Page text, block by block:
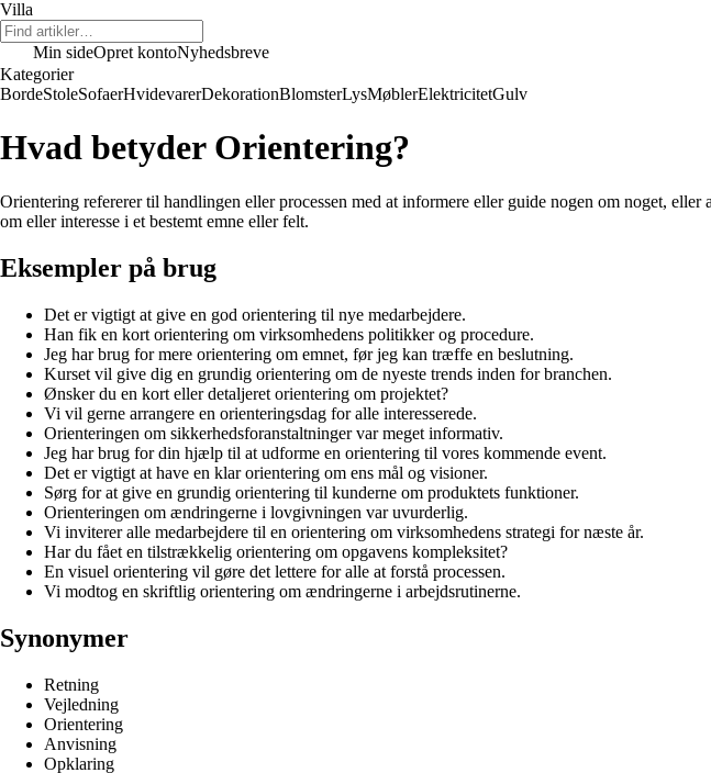
Villa
Min sideOpret kontoNyhedsbreve
Kategorier
BordeStoleSofaerHvidevarerDekorationBlomsterLysMøblerElektricitetGulv
Hvad betyder Orientering?
Orientering refererer til handlingen eller processen med at informere eller guide nogen om noget,
om eller interesse i et bestemt emne eller felt.
Eksempler på brug
Det er vigtigt at give en god orientering til nye medarbejdere.
Han fik en kort orientering om virksomhedens politikker og procedure.
Jeg har brug for mere orientering om emnet, før jeg kan træffe en beslutning.
Kurset vil give dig en grundig orientering om de nyeste trends inden for branchen.
Ønsker du en kort eller detaljeret orientering om projektet?
Vi vil gerne arrangere en orienteringsdag for alle interesserede.
Orienteringen om sikkerhedsforanstaltninger var meget informativ.
Jeg har brug for din hjælp til at udforme en orientering til vores kommende event.
Det er vigtigt at have en klar orientering om ens mål og visioner.
Sørg for at give en grundig orientering til kunderne om produktets funktioner.
Orienteringen om ændringerne i lovgivningen var uvurderlig.
Vi inviterer alle medarbejdere til en orientering om virksomhedens strategi for næste år.
Har du fået en tilstrækkelig orientering om opgavens kompleksitet?
En visuel orientering vil gøre det lettere for alle at forstå processen.
Vi modtog en skriftlig orientering om ændringerne i arbejdsrutinerne.
Synonymer
Retning
Vejledning
Orientering
Anvisning
Opklaring